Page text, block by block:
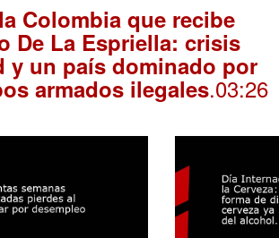
Colombia que recibe
De La Espriella: crisis
y un país dominado por
armados ilegales.03:26